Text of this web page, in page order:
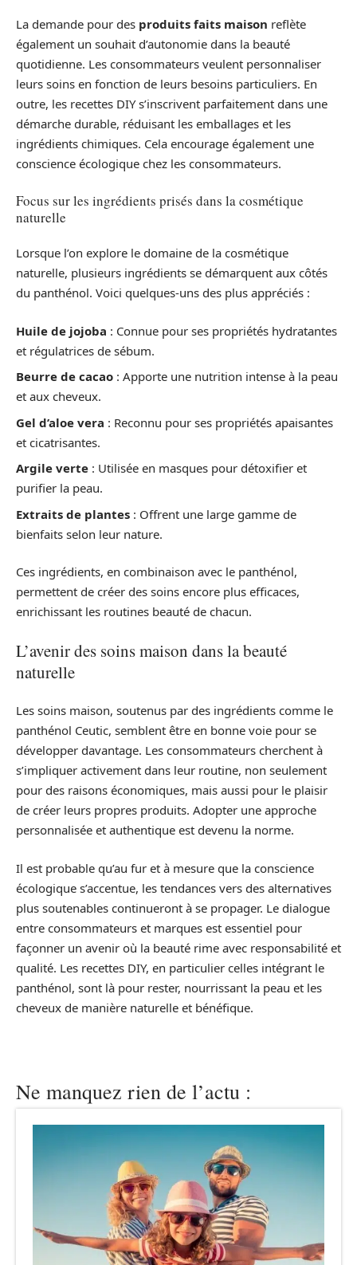
La demande pour des produits faits maison reflète
également un souhait d’autonomie dans la beauté
quotidienne. Les consommateurs veulent personnaliser
leurs soins en fonction de leurs besoins particuliers. En
outre, les recettes DIY s’inscrivent parfaitement dans une
démarche durable, réduisant les emballages et les
ingrédients chimiques. Cela encourage également une
conscience écologique chez les consommateurs.
Focus sur les ingrédients prisés dans la cosmétique
naturelle
Lorsque l’on explore le domaine de la cosmétique
naturelle, plusieurs ingrédients se démarquent aux côtés
du panthénol. Voici quelques-uns des plus appréciés :
Huile de jojoba : Connue pour ses propriétés hydratantes
et régulatrices de sébum.
Beurre de cacao : Apporte une nutrition intense à la peau
et aux cheveux.
Gel d’aloe vera : Reconnu pour ses propriétés apaisantes
et cicatrisantes.
Argile verte : Utilisée en masques pour détoxifier et
purifier la peau.
Extraits de plantes : Offrent une large gamme de
bienfaits selon leur nature.
Ces ingrédients, en combinaison avec le panthénol,
permettent de créer des soins encore plus efficaces,
enrichissant les routines beauté de chacun.
L’avenir des soins maison dans la beauté
naturelle
Les soins maison, soutenus par des ingrédients comme le
panthénol Ceutic, semblent être en bonne voie pour se
développer davantage. Les consommateurs cherchent à
s’impliquer activement dans leur routine, non seulement
pour des raisons économiques, mais aussi pour le plaisir
de créer leurs propres produits. Adopter une approche
personnalisée et authentique est devenu la norme.
Il est probable qu’au fur et à mesure que la conscience
écologique s’accentue, les tendances vers des alternatives
plus soutenables continueront à se propager. Le dialogue
entre consommateurs et marques est essentiel pour
façonner un avenir où la beauté rime avec responsabilité et
qualité. Les recettes DIY, en particulier celles intégrant le
panthénol, sont là pour rester, nourrissant la peau et les
cheveux de manière naturelle et bénéfique.
Ne manquez rien de l’actu :